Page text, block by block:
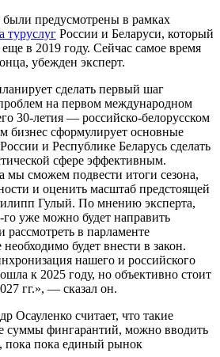
предусмотрены в рамках
туруслуг России и Беларуси, который
в 2019 году. Сейчас самое время
убежден эксперт.
сделать первый шаг
на первом международном
30-летия — российско-белорусском
бизнес сформулирует основные
и Республике Беларусь сделать
сфере эффективным.
мы сможем подвести итоги сезона,
и оценить масштаб предстоящей
Гулый. По мнению эксперта,
го уже можно будет направить
рассмотреть в парламенте
будет внести в закон.
нашего и российского
к 2025 году, но объективно стоит
гг.», — сказал он.
Осауленко считает, что такие
суммы фингарантий, можно вводить
пока пока единый рынок